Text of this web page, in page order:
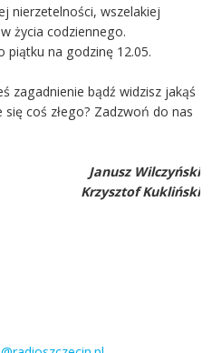
nierzetelności, wszelakiej
życia codziennego.
piątku na godzinę 12.05.
zagadnienie bądź widzisz jakąś
coś złego? Zadzwoń do nas
Janusz Wilczyński
Krzysztof Kukliński